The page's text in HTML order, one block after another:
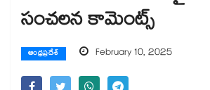
సంచలన కామెంట్స్
ఆంధ్రప్రదేశ్ February 10, 2025